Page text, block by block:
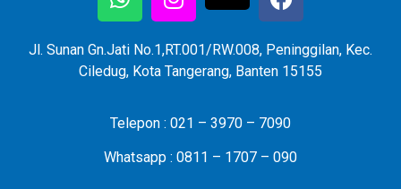
Jl. Sunan Gn.Jati No.1,RT.001/RW.008, Peninggilan, Kec.
Ciledug, Kota Tangerang, Banten 15155
Telepon : 021 – 3970 – 7090
Whatsapp : 0811 – 1707 – 090